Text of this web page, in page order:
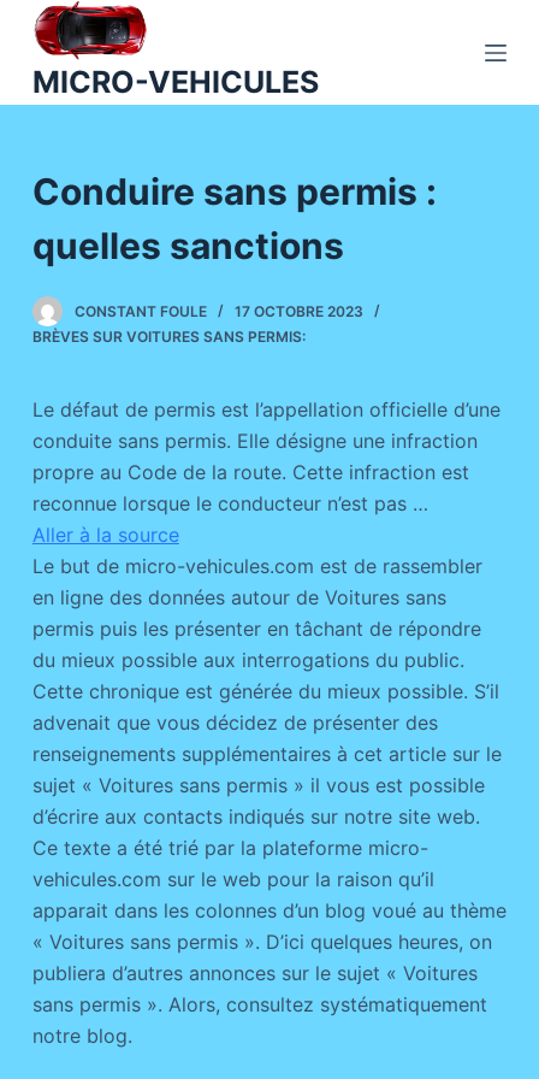
P
u
o
n
e
n
u
MICRO-VEHICULES
Conduire sans permis :
quelles sanctions
CONSTANT FOULE
17 OCTOBRE 2023
BRÈVES SUR VOITURES SANS PERMIS:
Le défaut de permis est l’appellation officielle d’une
conduite sans permis. Elle désigne une infraction
propre au Code de la route. Cette infraction est
reconnue lorsque le conducteur n’est pas …
Aller à la source
Le but de micro-vehicules.com est de rassembler
en ligne des données autour de Voitures sans
permis puis les présenter en tâchant de répondre
du mieux possible aux interrogations du public.
Cette chronique est générée du mieux possible. S’il
advenait que vous décidez de présenter des
renseignements supplémentaires à cet article sur le
sujet « Voitures sans permis » il vous est possible
d’écrire aux contacts indiqués sur notre site web.
Ce texte a été trié par la plateforme micro-
vehicules.com sur le web pour la raison qu’il
apparait dans les colonnes d’un blog voué au thème
« Voitures sans permis ». D’ici quelques heures, on
publiera d’autres annonces sur le sujet « Voitures
sans permis ». Alors, consultez systématiquement
notre blog.